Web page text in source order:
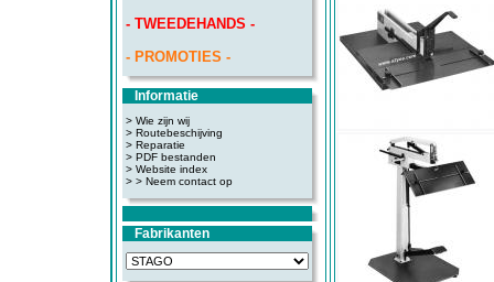
- TWEEDEHANDS -
- PROMOTIES -
Informatie
> Wie zijn wij
> Routebeschijving
> Reparatie
> PDF bestanden
> Website index
> > Neem contact op
Fabrikanten